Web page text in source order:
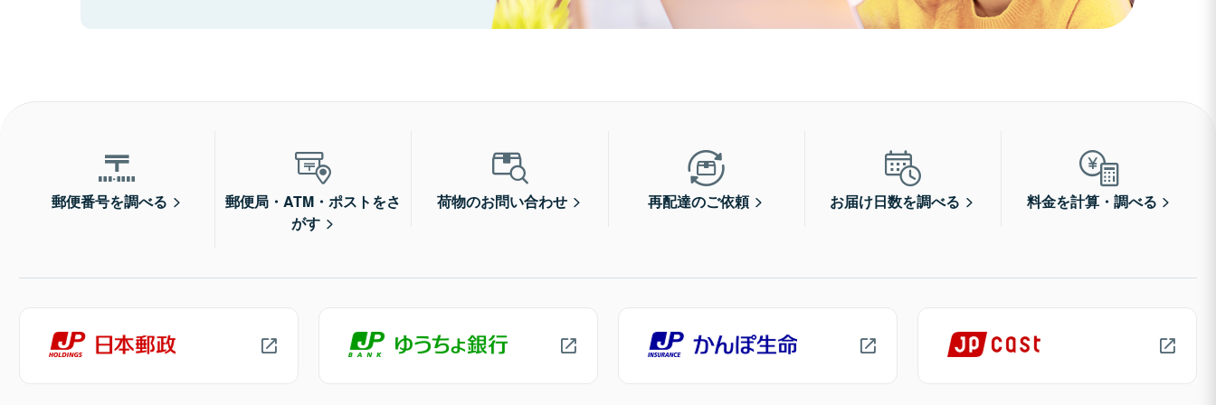
郵便番号を調べる
郵便局・ATM・ポストをさ
がす
荷物のお問い合わせ 再配達のご依頼 お届け日数を調べる 料金を計算・調べる